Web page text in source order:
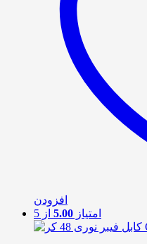
افزودن
امتیاز 5.00 از 5